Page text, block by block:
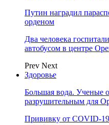
Путин наградил
орденом
Два человека
автобусом в центре
Prev Next
Здоровье
Большая вода. Ученые
разрушительным для
Прививку от COVID-